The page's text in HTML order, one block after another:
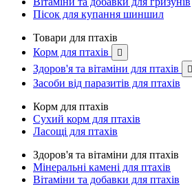
Пісок для купання шиншил
Товари для птахів
Корм для птахів

Здоров'я та вітаміни для птахів 
Засоби від паразитів для птахів
Корм для птахів
Сухий корм для птахів
Ласощі для птахів
Здоров'я та вітаміни для птахів
Мінеральні камені для птахів
Вітаміни та добавки для птахів